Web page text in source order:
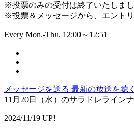
※投票のみの受付は終了いたしまし
※投票＆メッセージから、エント
Every Mon.-Thu. 12:00～12:51
メッセージを送る 最新の放送を聴く
11月20日（水）のサラドレライン
2024/11/19 UP!